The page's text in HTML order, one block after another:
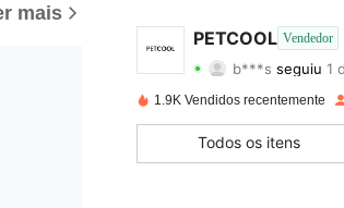
mais
PETCOOL Vendedor
4,85
1
seguiu1
4,85 Avaliação 1
4,85 1
4,85
4,85
1
1.9K Vendidos recentemente
Todos os itens